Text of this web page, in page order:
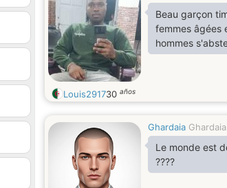
Beau garçon
femmes âgées
hommes
Louis291730 años
Ghardaia Ghardaia
Le monde est
????